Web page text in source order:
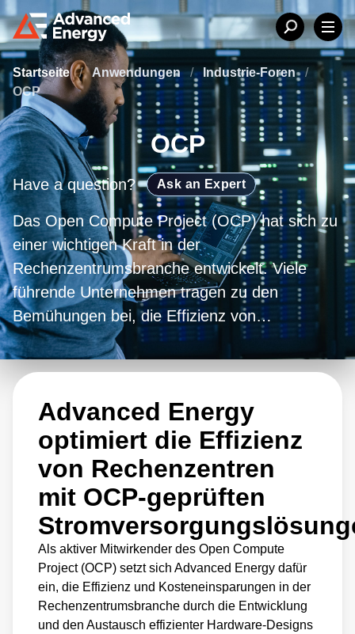
Startseite / Anwendungen / Industrie-Foren /
OCP
OCP
Have a question? Ask an Expert
Das Open Compute Project (OCP) hat sich zu
einer wichtigen Kraft in der
Rechenzentrumsbranche entwickelt. Viele
führende Unternehmen tragen zu den
Bemühungen bei, die Effizienz von
Rechenzentren zu verbessern und Kosten zu
senken.
Einer der wichtigsten Beiträge von Advanced
Energy zum OCP ist die Entwicklung eines
48V Power Racks für OCP-Rechenzentren.
Das 48-Volt-Stromrack ist für die
hocheffiziente Stromversorgung von OCP-
Servern und anderer Hardware ausgelegt.
Dieses Design ist für die besonderen
Stromanforderungen von OCP-Rechenzentren
optimiert, die in der Regel eine 48-V-
Stromarchitektur verwenden. Das 48-Volt-
Advanced Energy
optimiert die Effizienz
von Rechenzentren
mit OCP-geprüften
Als aktiver Mitwirkender des Open Compute
Project (OCP) setzt sich Advanced Energy dafür
ein, die Effizienz und Kosteneinsparungen in der
Rechenzentrumsbranche durch die Entwicklung
und den Austausch effizienter Hardware-Designs